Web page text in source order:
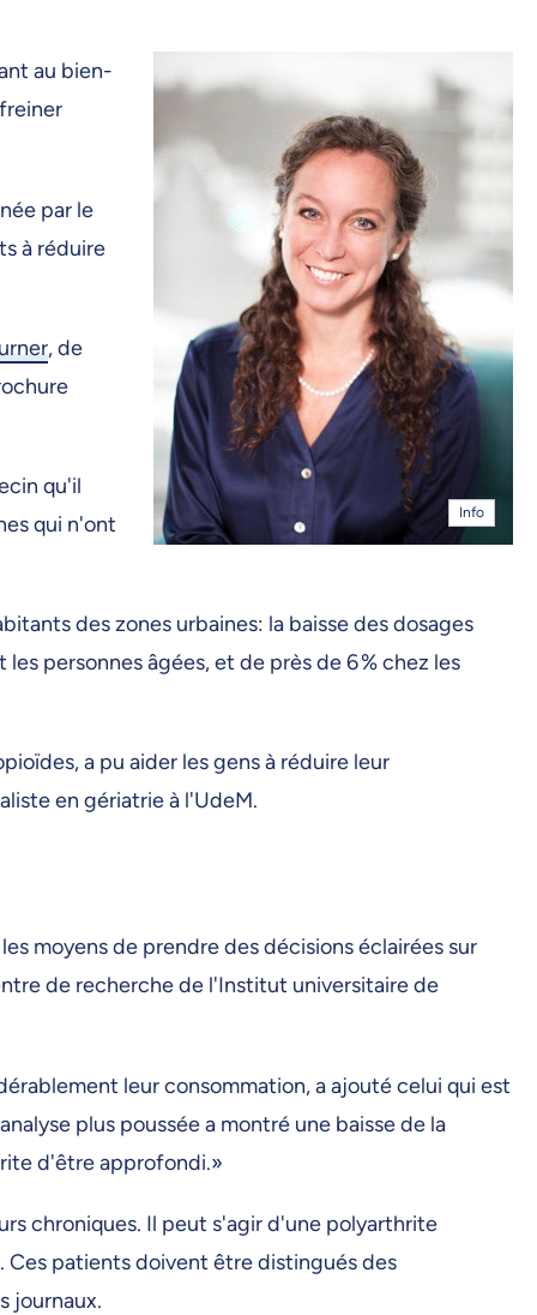
Info
au bien-
par le
à réduire
, de
qu'il
qui n'ont
des zones urbaines: la baisse des dosages
personnes âgées, et de près de 6 % chez les
a pu aider les gens à réduire leur
en gériatrie à l'UdeM.
moyens de prendre des décisions éclairées sur
de recherche de l'Institut universitaire de
leur consommation, a ajouté celui qui est
plus poussée a montré une baisse de la
d'être approfondi.»
chroniques. Il peut s'agir d'une polyarthrite
Ces patients doivent être distingués des
journaux.